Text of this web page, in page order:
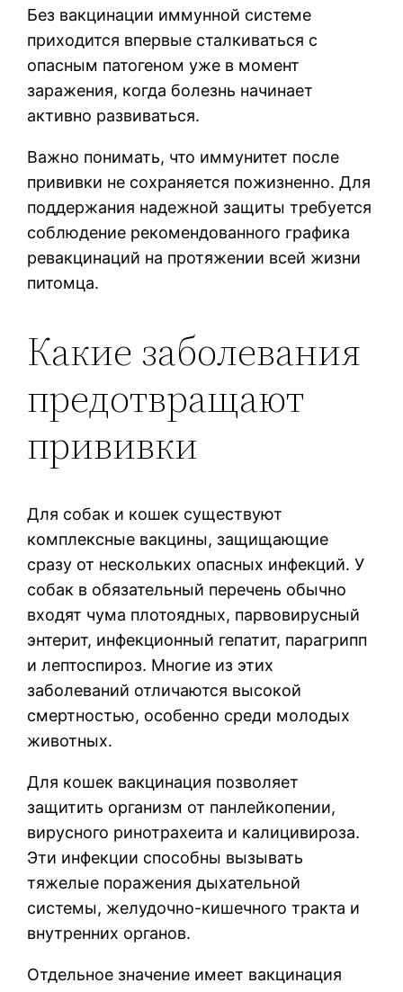
Без вакцинации иммунной системе
приходится впервые сталкиваться с
опасным патогеном уже в момент
заражения, когда болезнь начинает
активно развиваться.
Важно понимать, что иммунитет после
прививки не сохраняется пожизненно. Для
поддержания надежной защиты требуется
соблюдение рекомендованного графика
ревакцинаций на протяжении всей жизни
питомца.
Какие заболевания
предотвращают
прививки
Для собак и кошек существуют
комплексные вакцины, защищающие
сразу от нескольких опасных инфекций. У
собак в обязательный перечень обычно
входят чума плотоядных, парвовирусный
энтерит, инфекционный гепатит, парагрипп
и лептоспироз. Многие из этих
заболеваний отличаются высокой
смертностью, особенно среди молодых
животных.
Для кошек вакцинация позволяет
защитить организм от панлейкопении,
вирусного ринотрахеита и калицивироза.
Эти инфекции способны вызывать
тяжелые поражения дыхательной
системы, желудочно-кишечного тракта и
внутренних органов.
Отдельное значение имеет вакцинация